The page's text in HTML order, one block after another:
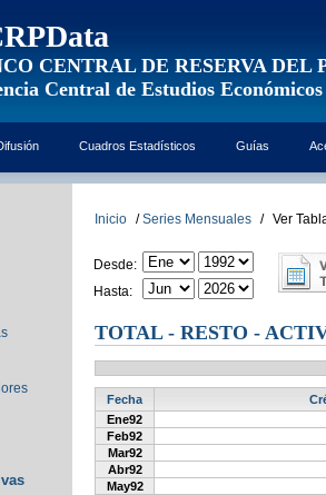
CENTRAL DE RESERVA DEL
Central de Estudios Económicos
Cuadros Estadísticos Guías
Inicio / Series Mensuales / Ver
Desde:
Hasta:
TOTAL - RESTO -
Fecha
Ene92
Feb92
Mar92
Abr92
May92